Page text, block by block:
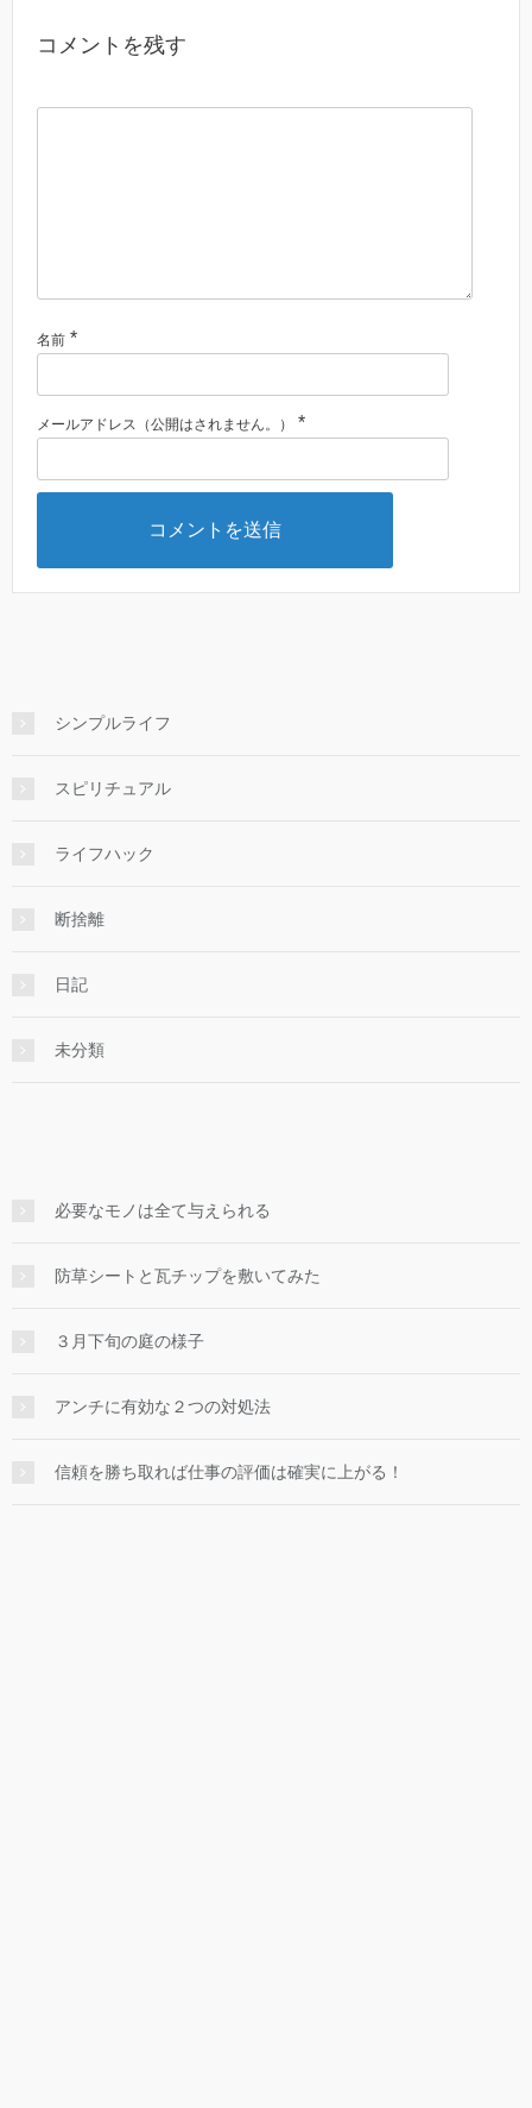
コメントを残す
名前 *
メールアドレス（公開はされません。） *
シンプルライフ
スピリチュアル
ライフハック
断捨離
日記
未分類
必要なモノは全て与えられる
防草シートと瓦チップを敷いてみた
３月下旬の庭の様子
アンチに有効な２つの対処法
信頼を勝ち取れば仕事の評価は確実に上がる！